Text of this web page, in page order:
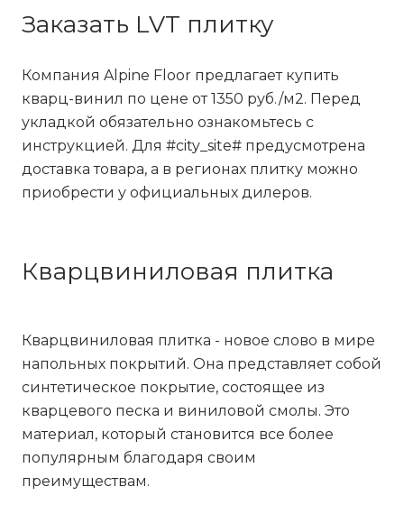
Заказать LVT плитку
Компания Alpine Floor предлагает купить
кварц-винил по цене от 1350 руб./м2. Перед
укладкой обязательно ознакомьтесь с
инструкцией. Для #city_site# предусмотрена
доставка товара, а в регионах плитку можно
приобрести у официальных дилеров.
Кварцвиниловая плитка
Кварцвиниловая плитка - новое слово в мире
напольных покрытий. Она представляет собой
синтетическое покрытие, состоящее из
кварцевого песка и виниловой смолы. Это
материал, который становится все более
популярным благодаря своим
преимуществам.